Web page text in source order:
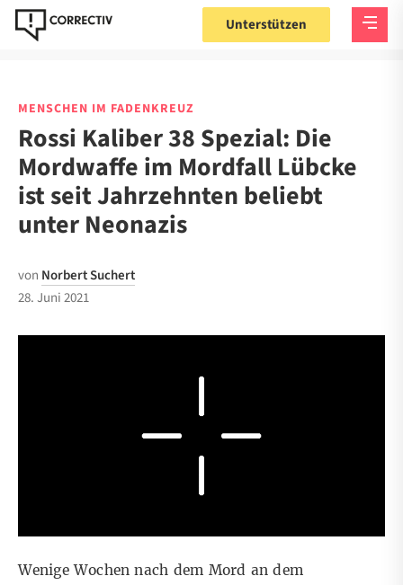
Unterstützen
MENSCHEN IM FADENKREUZ
Rossi Kaliber 38 Spezial: Die
Mordwaffe im Mordfall Lübcke
ist seit Jahrzehnten beliebt
unter Neonazis
von Norbert Suchert
28. Juni 2021
Wenige Wochen nach dem Mord an dem